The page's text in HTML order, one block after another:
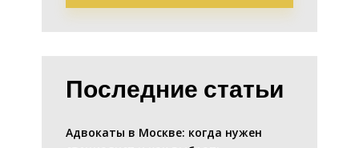
Последние статьи
Адвокаты в Москве: когда нужен